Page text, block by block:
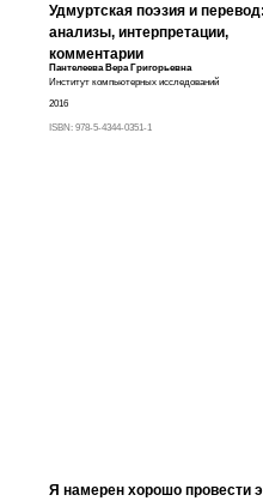
Удмуртская поэзия и
анализы, интерпретации,
комментарии
Пантелеева Вера Григорьевна
Институт компьютерных исследований
2016
ISBN: 978-5-4344-0351-1
Я намерен хорошо провести